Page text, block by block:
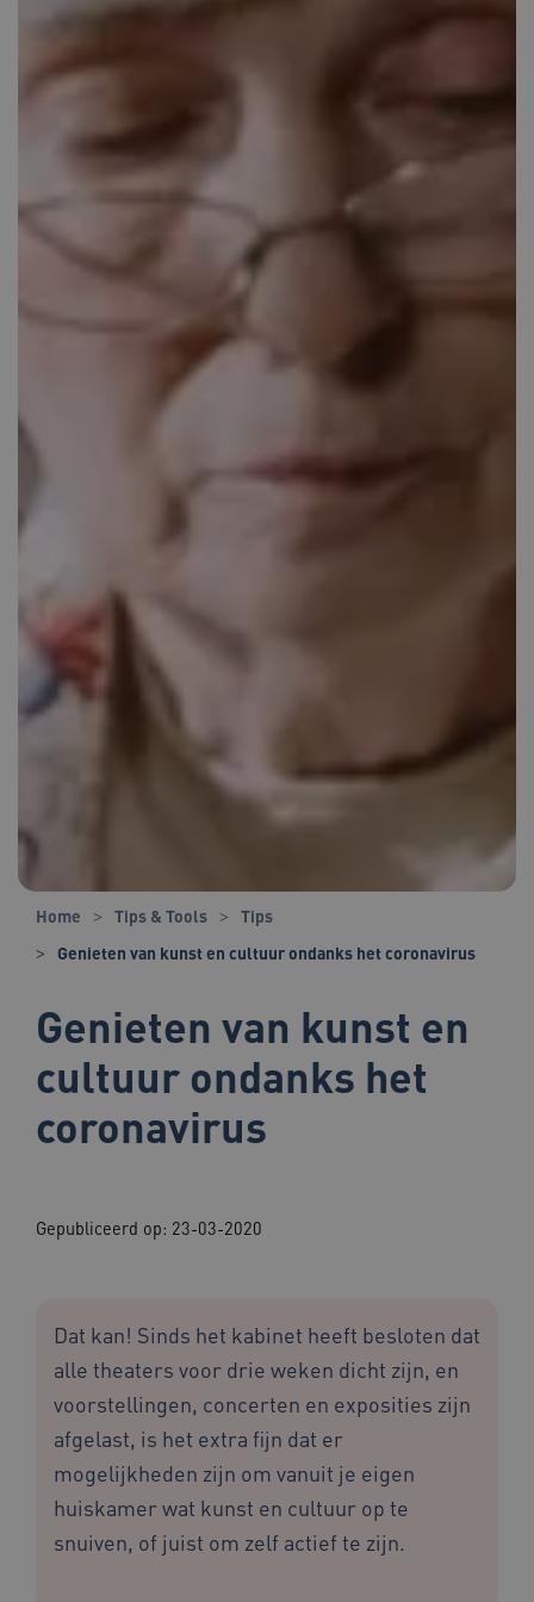
Home Tips & Tools
Tips
Genieten van kunst en cultuur ondanks het coronavirus
Genieten van kunst en
cultuur ondanks het
coronavirus
Gepubliceerd op: 23-03-2020
Dat kan! Sinds het kabinet heeft besloten dat
alle theaters voor drie weken dicht zijn, en
voorstellingen, concerten en exposities zijn
afgelast, is het extra fijn dat er
mogelijkheden zijn om vanuit je eigen
huiskamer wat kunst en cultuur op te
snuiven, of juist om zelf actief te zijn.